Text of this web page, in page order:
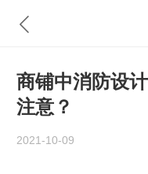
商铺中消防设
注意？
2021-10-09